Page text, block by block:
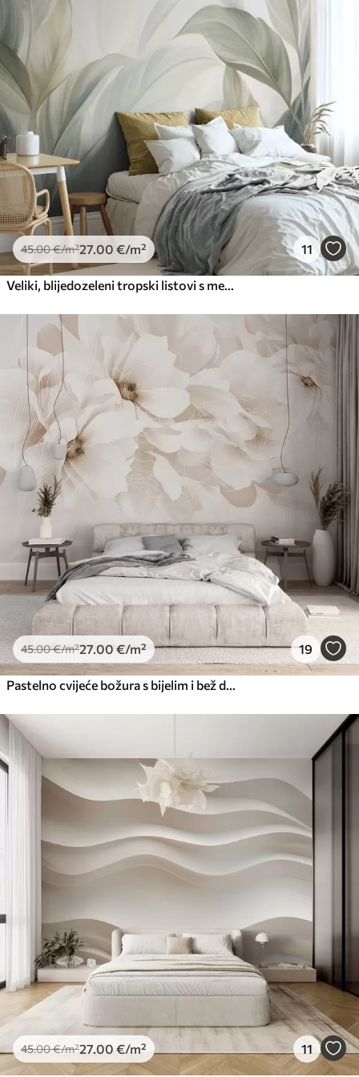
Premium
56 .67 €/m²
Premium vinil
66 40 .00 /m²
Peel and Stick
81.6749.00€/m²
45.00€/m²27 .00 €/m² 11
45.00€/m²27 .00 €/m² 19
45.00€/m²27 .00 €/m² 11